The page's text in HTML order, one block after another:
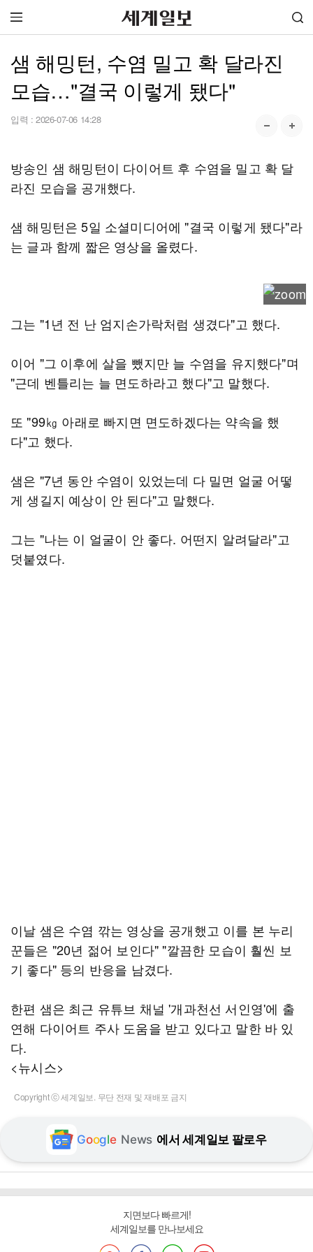
샘 해밍턴, 수염 밀고 확 달라진
모습…"결국 이렇게 됐다"
입력 : 2026-07-06 14:28
방송인 샘 해밍턴이 다이어트 후 수염을 밀고 확 달
라진 모습을 공개했다.
샘 해밍턴은 5일 소셜미디어에 "결국 이렇게 됐다"라
는 글과 함께 짧은 영상을 올렸다.
그는 "1년 전 난 엄지손가락처럼 생겼다"고 했다.
이어 "그 이후에 살을 뺐지만 늘 수염을 유지했다"며
"근데 벤틀리는 늘 면도하라고 했다"고 말했다.
또 "99㎏ 아래로 빠지면 면도하겠다는 약속을 했
다"고 했다.
샘은 "7년 동안 수염이 있었는데 다 밀면 얼굴 어떻
게 생길지 예상이 안 된다"고 말했다.
그는 "나는 이 얼굴이 안 좋다. 어떤지 알려달라"고
덧붙였다.
이날 샘은 수염 깎는 영상을 공개했고 이를 본 누리
꾼들은 "20년 젊어 보인다" "깔끔한 모습이 훨씬 보
기 좋다" 등의 반응을 남겼다.
한편 샘은 최근 유튜브 채널 '개과천선 서인영'에 출
연해 다이어트 주사 도움을 받고 있다고 말한 바 있
다.
<뉴시스>
Copyright ⓒ 세계일보. 무단 전재 및 재배포 금지
Google News 에서 세계일보 팔로우
지면보다 빠르게!
세계일보를 만나보세요